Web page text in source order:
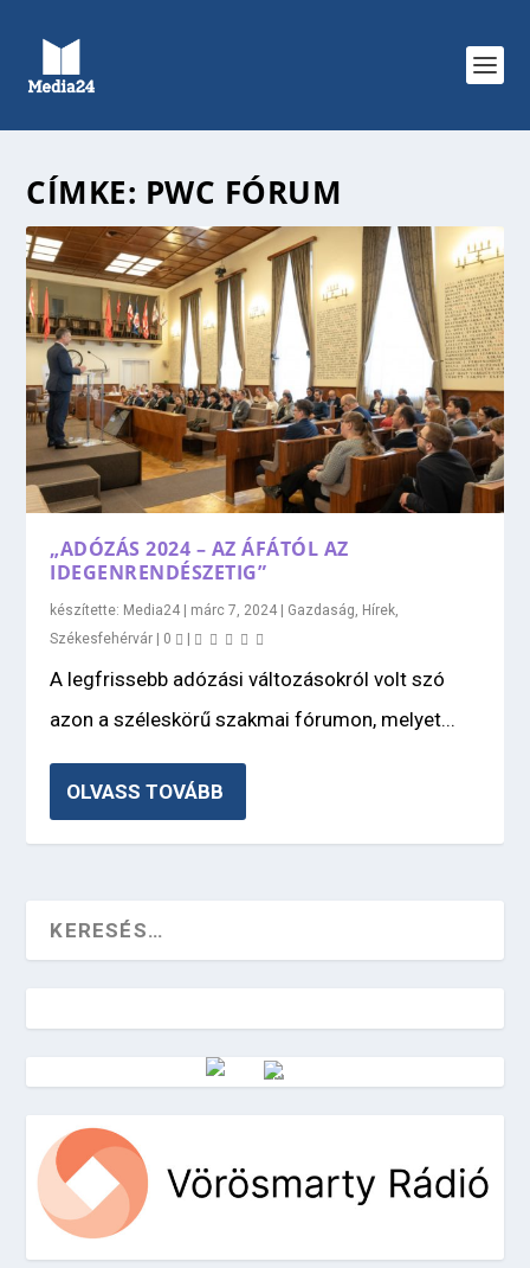
CÍMKE: PWC FÓRUM
„ADÓZÁS 2024 – AZ ÁFÁTÓL AZ
IDEGENRENDÉSZETIG”
készítette: Media24 | márc 7, 2024 | Gazdaság Hírek
Székesfehérvár | 0 |
A legfrissebb adózási változásokról volt szó
azon a széleskörű szakmai fórumon, melyet...
OLVASS TOVÁBB
Vörösmarty Rádió